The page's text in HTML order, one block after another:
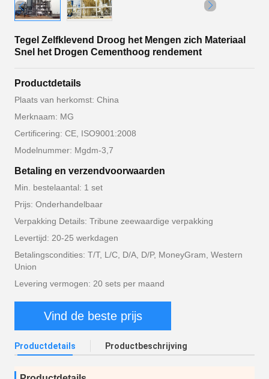
Tegel Zelfklevend Droog het Mengen zich Materiaal
Snel het Drogen Cementhoog rendement
Productdetails
Plaats van herkomst: China
Merknaam: MG
Certificering: CE, ISO9001:2008
Modelnummer: Mgdm-3,7
Betaling en verzendvoorwaarden
Min. bestelaantal: 1 set
Prijs: Onderhandelbaar
Verpakking Details: Tribune zeewaardige verpakking
Levertijd: 20-25 werkdagen
Betalingscondities: T/T, L/C, D/A, D/P, MoneyGram, Western
Union
Levering vermogen: 20 sets per maand
Vind de beste prijs
Productdetails Productbeschrijving